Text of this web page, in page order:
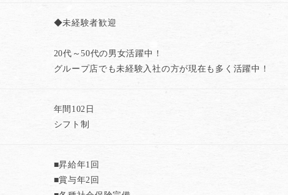
◆未経験者歓迎
20代～50代の男女活躍中！
グループ店でも未経験入社の方が現在も多く活躍中！
年間102日
シフト制
■昇給年1回
■賞与年2回